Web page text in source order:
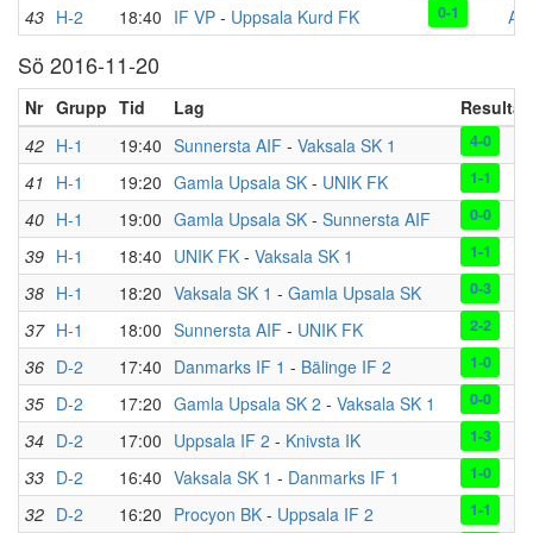
43 H-2 18:40 IF VP - Uppsala Kurd FK 0-1
Sö 2016-11-20
Nr Grupp Tid Lag
Resultat
42 H-1 19:40 Sunnersta AIF - Vaksala SK 1 4-0
41 H-1 19:20 Gamla Upsala SK - UNIK FK 1-1
40 H-1 19:00 Gamla Upsala SK - Sunnersta AIF 0-0
39 H-1 18:40 UNIK FK - Vaksala SK 1 1-1
38 H-1 18:20 Vaksala SK 1 - Gamla Upsala SK 0-3
37 H-1 18:00 Sunnersta AIF - UNIK FK 2-2
36 D-2 17:40 Danmarks IF 1 - Bälinge IF 2 1-0
35 D-2 17:20 Gamla Upsala SK 2 - Vaksala SK 1 0-0
34 D-2 17:00 Uppsala IF 2 - Knivsta IK 1-3
33 D-2 16:40 Vaksala SK 1 - Danmarks IF 1 1-0
32 D-2 16:20 Procyon BK - Uppsala IF 2 1-1